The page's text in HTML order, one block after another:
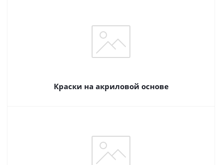
Краски на акриловой основе